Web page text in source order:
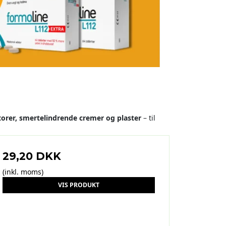
smertelindrende cremer og plaster – til
29,20 DKK
(inkl. moms)
VIS PRODUKT